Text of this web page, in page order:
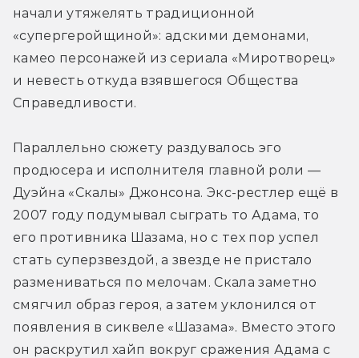
начали утяжелять традиционной
«супергеройщиной»: адскими демонами,
камео персонажей из сериала «Миротворец»
и невесть откуда взявшегося Общества
Справедливости.
Параллельно сюжету раздувалось эго
продюсера и исполнителя главной роли —
Дуэйна «Скалы» Джонсона. Экс-рестлер ещё в
2007 году подумывал сыграть то Адама, то
его противника Шазама, но с тех пор успел
стать суперзвездой, а звезде не пристало
размениваться по мелочам. Скала заметно
смягчил образ героя, а затем уклонился от
появления в сиквеле «Шазама». Вместо этого
он раскрутил хайп вокруг сражения Адама с